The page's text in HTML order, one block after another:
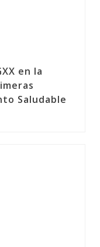
en la
Saludable